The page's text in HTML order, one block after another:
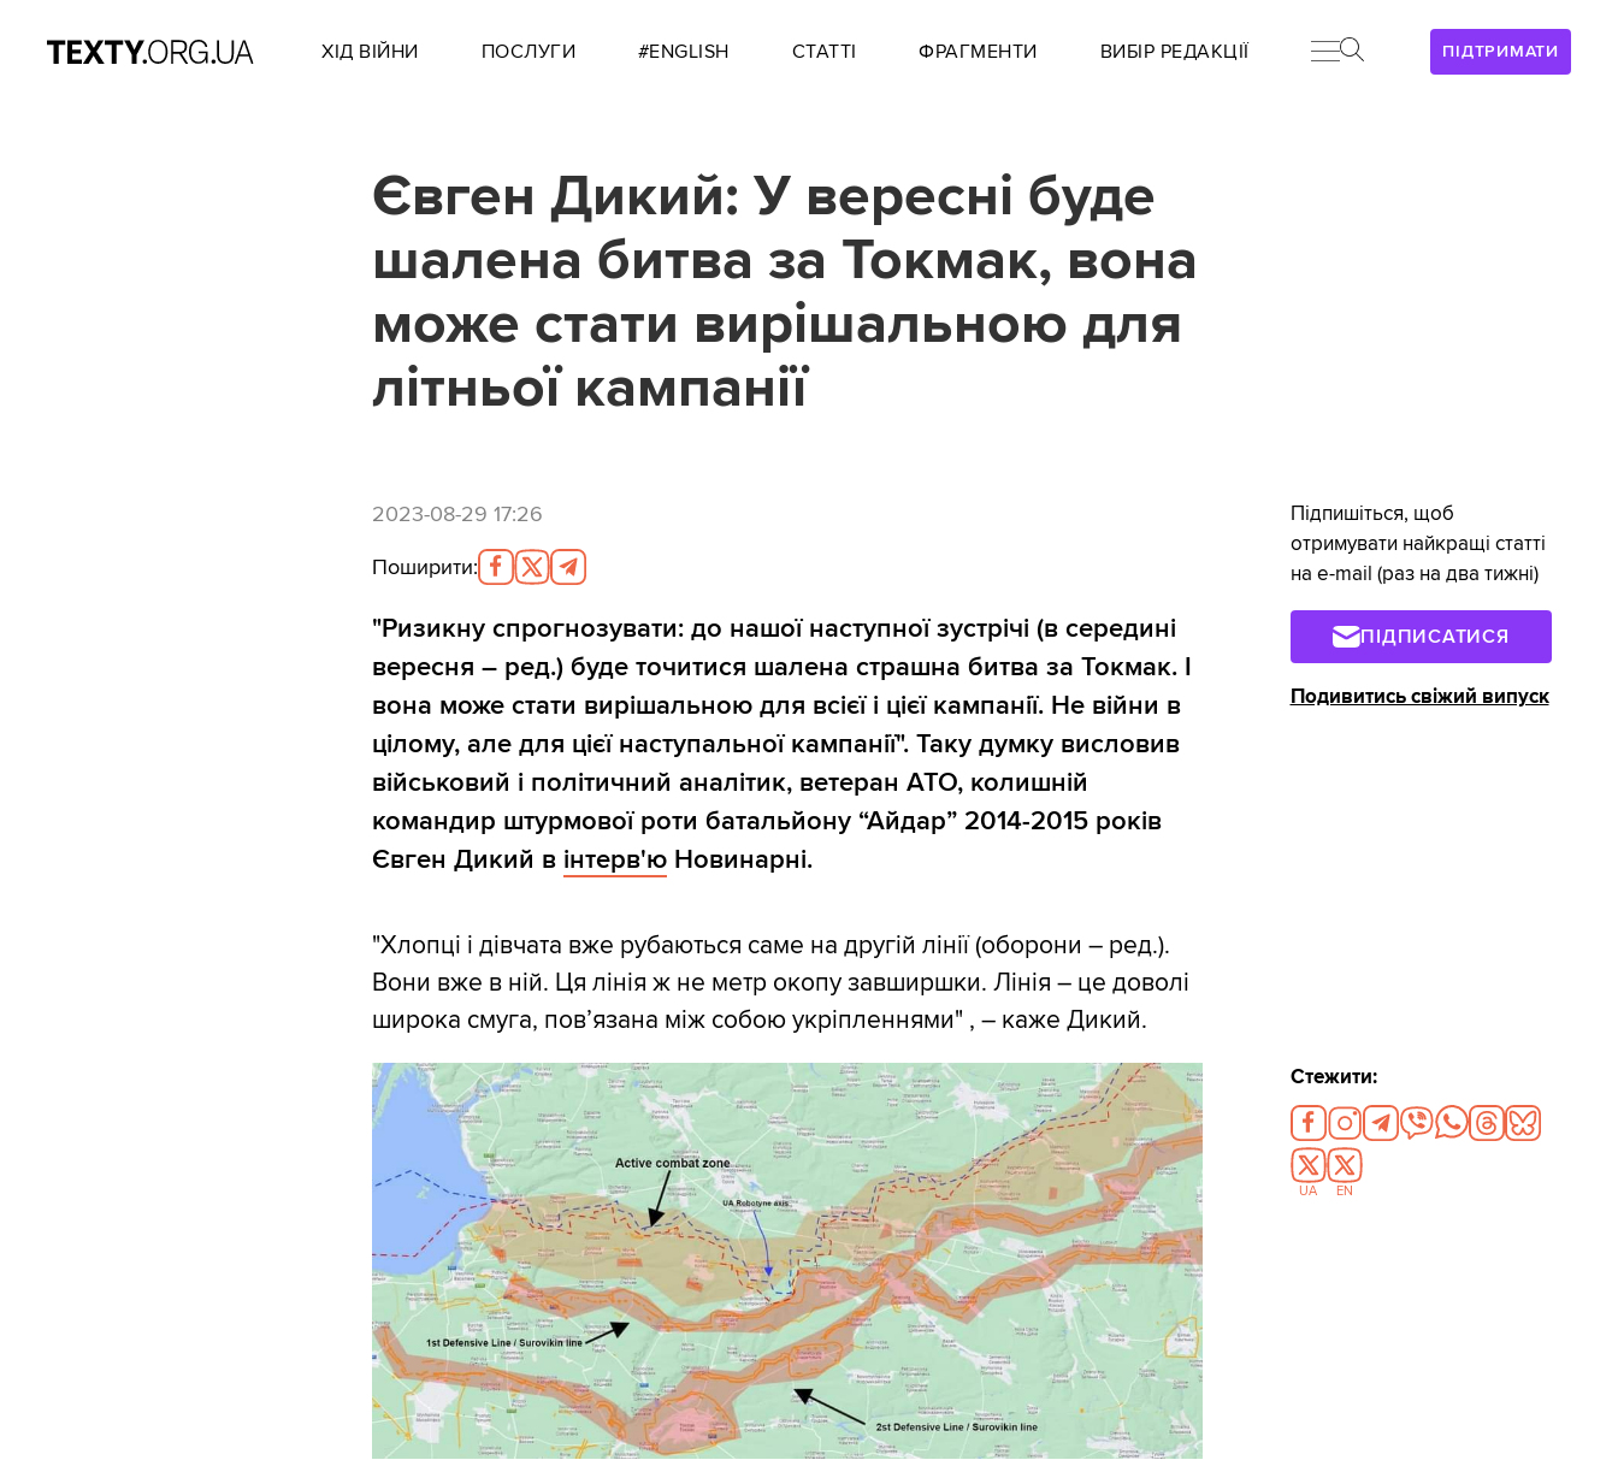
ПІДТРИМАТИ
ХІД ВІЙНИ ПОСЛУГИ #ENGLISH СТАТТІ ФРАГМЕНТИ ВИБІР РЕДАКЦІЇ
Євген Дикий: У вересні буде
шалена битва за Токмак, вона
може стати вирішальною для
літньої кампанії
2023-08-29 17:26
Поширити:
"Ризикну спрогнозувати: до нашої наступної зустрічі (в середині
вересня – ред.)буде точитися шалена страшна битва за Токмак. І
вона може стати вирішальною для всієї і цієї кампанії. Не війни в
цілому, але для цієї наступальної кампанії". Таку думку висловив
військовий і політичний аналітик, ветеран АТО, колишній
командир штурмової роти батальйону “Айдар” 2014-2015 років
Євген Дикий в інтерв'юНовинарні.
"Хлопці і дівчата вже рубаються саме на другій лінії (оборони – ред.).
Вони вже в ній. Ця лінія ж не метр окопу завширшки. Лінія – це доволі
широка смуга, пов’язана між собою укріпленнями" , – каже Дикий.
Підпишіться, щоб
отримувати найкращі статті
на e-mail (раз на два тижні)
ПІДПИСАТИСЯ
Подивитись свіжий випуск
Стежити:
UA EN